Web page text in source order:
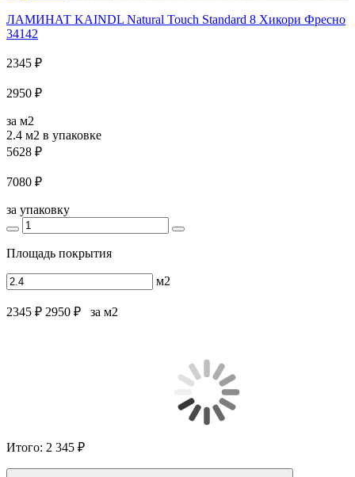
ЛАМИНАТ KAINDL Natural Touch Standard 8 Хикори Фресно
34142
2345 ₽
2950 ₽
за м2
2.4 м2 в упаковке
5628 ₽
7080 ₽
за упаковку
Площадь покрытия
м2
2345 ₽ 2950 ₽ за м2
Итого: 2 345 ₽